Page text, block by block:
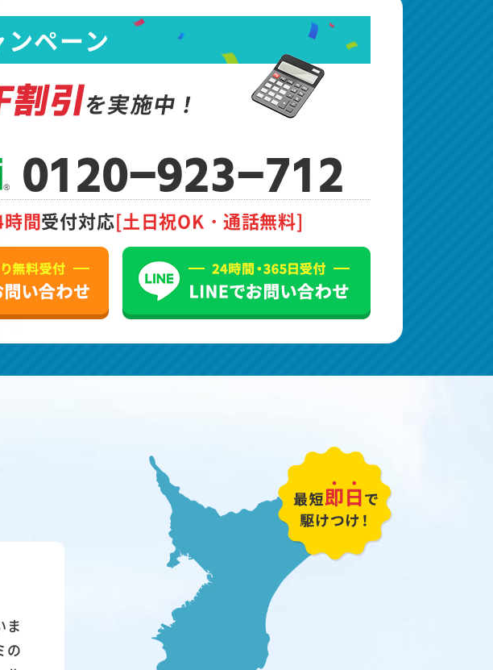
ペーン
割引を実施中！
0120-923-712
間受付対応[土日祝OK・通話無料]
ま
の